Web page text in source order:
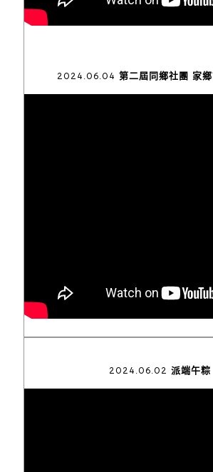
2024.06.04 第二屆同鄉社團 家鄉
2024.06.02 派端午粽